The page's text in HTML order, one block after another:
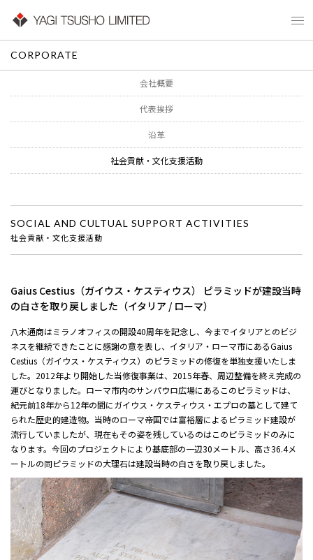
CORPORATE
会社概要
代表挨拶
沿革
社会貢献・文化支援活動
SOCIAL AND CULTUAL SUPPORT ACTIVITIES
社会貢献・文化支援活動
Gaius Cestius（ガイウス・ケスティウス） ピラミッドが建設当時
の白さを取り戻しました（イタリア / ローマ）
八木通商はミラノオフィスの開設40周年を記念し、今までイタリアとのビジ
ネスを継続できたことに感謝の意を表し、イタリア・ローマ市にあるGaius
Cestius（ガイウス・ケスティウス）のピラミッドの修復を単独支援いたしま
した。2012年より開始した当修復事業は、2015年春、周辺整備を終え完成の
運びとなりました。ローマ市内のサンパウロ広場にあるこのピラミッドは、
紀元前18年から12年の間にガイウス・ケスティウス・エプロの墓として建て
られた歴史的建造物。当時のローマ帝国では富裕層によるピラミッド建設が
流行していましたが、現在もその姿を残しているのはこのピラミッドのみに
なります。今回のプロジェクトにより基底部の一辺30メートル、高さ36.4メ
ートルの同ピラミッドの大理石は建設当時の白さを取り戻しました。